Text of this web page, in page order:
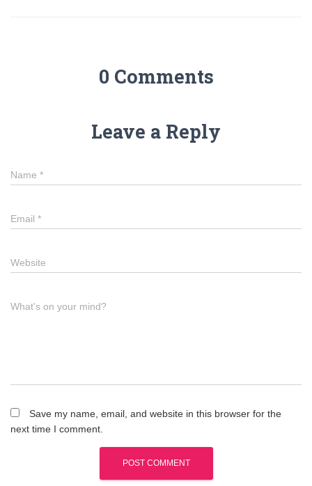
0 Comments
Leave a Reply
Name *
Email *
Website
What's on your mind?
Save my name, email, and website in this browser for the
next time I comment.